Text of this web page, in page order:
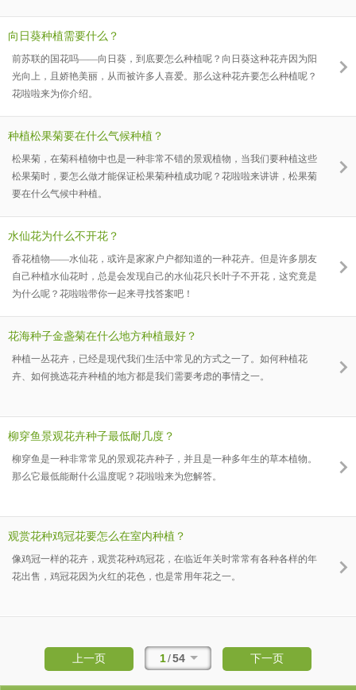
遗症。
向日葵种植需要什么？
前苏联的国花吗——向日葵，到底要怎么种植呢？向日葵这种花卉因为阳
光向上，且娇艳美丽，从而被许多人喜爱。那么这种花卉要怎么种植呢？
花啦啦来为你介绍。
种植松果菊要在什么气候种植？
松果菊，在菊科植物中也是一种非常不错的景观植物，当我们要种植这些
松果菊时，要怎么做才能保证松果菊种植成功呢？花啦啦来讲讲，松果菊
要在什么气候中种植。
水仙花为什么不开花？
香花植物——水仙花，或许是家家户户都知道的一种花卉。但是许多朋友
自己种植水仙花时，总是会发现自己的水仙花只长叶子不开花，这究竟是
为什么呢？花啦啦带你一起来寻找答案吧！
花海种子金盏菊在什么地方种植最好？
种植一丛花卉，已经是现代我们生活中常见的方式之一了。如何种植花
卉、如何挑选花卉种植的地方都是我们需要考虑的事情之一。
柳穿鱼景观花卉种子最低耐几度？
柳穿鱼是一种非常常见的景观花卉种子，并且是一种多年生的草本植物。
那么它最低能耐什么温度呢？花啦啦来为您解答。
观赏花种鸡冠花要怎么在室内种植？
像鸡冠一样的花卉，观赏花种鸡冠花，在临近年关时常常有各种各样的年
花出售，鸡冠花因为火红的花色，也是常用年花之一。
上一页 1/54 下一页